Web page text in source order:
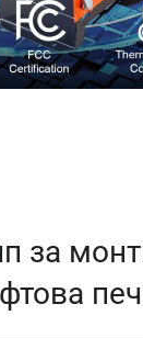
за